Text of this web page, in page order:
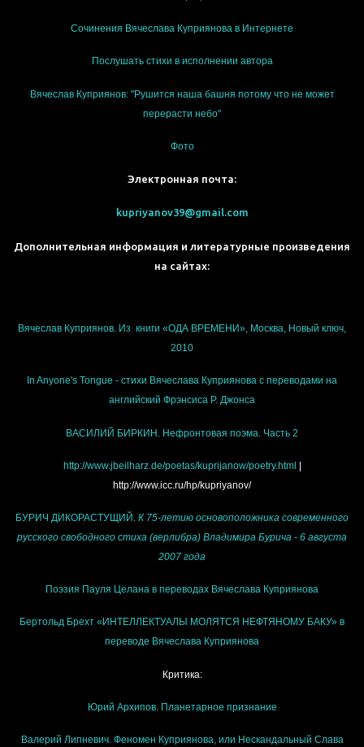
Сочинения Вячеслава Куприянова в Интернете
Послушать стихи в исполнении автора
Вячеслав Куприянов: "Рушится наша башня потому что не может
перерасти небо"
Фото
Электронная почта:
kupriyanov39@gmail.com
Дополнительная информация и литературные произведения
на сайтах:
Вячеслав Куприянов. Из книги «ОДА ВРЕМЕНИ», Москва, Новый ключ,
2010
In Anyone's Tongue - стихи Вячеслава Куприянова с переводами на
английский Фрэнсиса Р. Джонса
ВАСИЛИЙ БИРКИН. Нефронтовая поэма. Часть 2
http://www.jbeilharz.de/poetas/kuprijanow/poetry.html |
http://www.icc.ru/hp/kupriyanov/
БУРИЧ ДИКОРАСТУЩИЙ. К 75-летию основоположника современного
русского свободного стиха (верлибра) Владимира Бурича - 6 августа
2007 года
Поэзия Пауля Целана в переводах Вячеслава Куприянова
Бертольд Брехт «ИНТЕЛЛЕКТУАЛЫ МОЛЯТСЯ НЕФТЯНОМУ БАКУ» в
переводе Вячеслава Куприянова
Критика:
Юрий Архипов. Планетарное признание
Валерий Липневич. Феномен Куприянова, или Нескандальный Слава